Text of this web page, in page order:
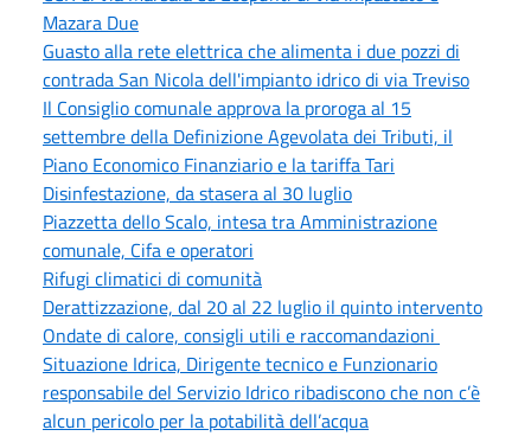
Mazara Due
Guasto alla rete elettrica che alimenta i due pozzi di
contrada San Nicola dell'impianto idrico di via Treviso
Il Consiglio comunale approva la proroga al 15
settembre della Definizione Agevolata dei Tributi, il
Piano Economico Finanziario e la tariffa Tari
Disinfestazione, da stasera al 30 luglio
Piazzetta dello Scalo, intesa tra Amministrazione
comunale, Cifa e operatori
Rifugi climatici di comunità
Derattizzazione, dal 20 al 22 luglio il quinto intervento
Ondate di calore, consigli utili e raccomandazioni
Situazione Idrica, Dirigente tecnico e Funzionario
responsabile del Servizio Idrico ribadiscono che non c’è
alcun pericolo per la potabilità dell’acqua